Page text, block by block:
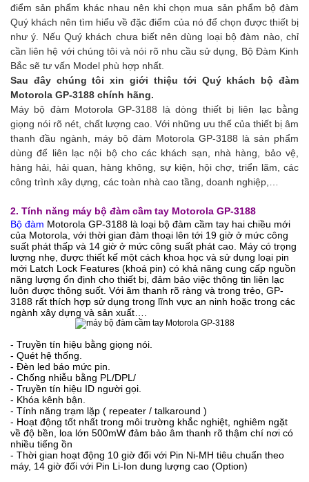
điểm sản phẩm khác nhau nên khi chọn mua sản phẩm bộ đàm
Quý khách nên tìm hiểu về đặc điểm của nó để chọn được thiết bị
như ý. Nếu Quý khách chưa biết nên dùng loại bộ đàm nào, chỉ
cần liên hệ với chúng tôi và nói rõ nhu cầu sử dụng, Bộ Đàm Kinh
Bắc sẽ tư vấn Model phù hợp nhất.
Sau đây chúng tôi xin giới thiệu tới Quý khách bộ đàm
Motorola GP-3188 chính hãng.
Máy bộ đàm Motorola GP-3188 là dòng thiết bị liên lạc bằng
giọng nói rõ nét, chất lượng cao. Với những ưu thế của thiết bị âm
thanh đầu ngành, máy bộ đàm Motorola GP-3188 là sản phẩm
dùng để liên lạc nội bộ cho các khách sạn, nhà hàng, bảo vệ,
hàng hải, hải quan, hàng không, sự kiện, hội chợ, triển lãm, các
công trình xây dựng, các toàn nhà cao tầng, doanh nghiệp,…
2. Tính năng máy bộ đàm cầm tay Motorola GP-3188
Bộ đàm Motorola GP-3188 là loại bộ đàm cầm tay hai chiều mới
của Motorola, với thời gian đàm thoại lên tới 19 giờ ở mức công
suất phát thấp và 14 giờ ở mức công suất phát cao. Máy có trọng
lượng nhẹ, được thiết kế một cách khoa học và sử dụng loại pin
mới Latch Lock Features (khoá pin) có khả năng cung cấp nguồn
năng lượng ổn định cho thiết bị, đảm bảo việc thông tin liên lạc
luôn được thông suốt. Với âm thanh rõ ràng và trong trẻo, GP-
3188 rất thích hợp sử dụng trong lĩnh vực an ninh hoặc trong các
ngành xây dựng và sản xuất….
- Truyền tín hiệu bằng giọng nói.
- Quét hệ thống.
- Đèn led báo mức pin.
- Chống nhiễu bằng PL/DPL/
- Truyền tín hiệu ID người gọi.
- Khóa kênh bận.
- Tính năng trạm lặp ( repeater / talkaround )
- Hoạt động tốt nhất trong môi trường khắc nghiệt, nghiêm ngặt
về độ bền, loa lớn 500mW đảm bảo âm thanh rõ thậm chí nơi có
nhiều tiếng ồn
- Thời gian hoạt động 10 giờ đối với Pin Ni-MH tiêu chuẩn theo
máy, 14 giờ đối với Pin Li-Ion dung lượng cao (Option)